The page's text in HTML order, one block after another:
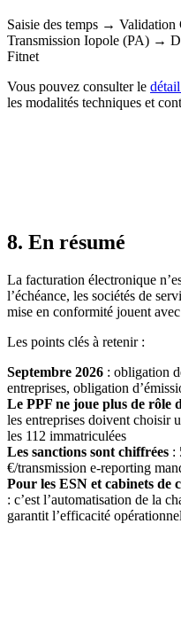
Saisie des temps →
Transmission Iopole (PA) →
Fitnet
Vous pouvez consulter le
les modalités techniques et
8. En résumé
La facturation électronique
l’échéance, les sociétés de
mise en conformité jouent
Les points clés à retenir :
Septembre 2026 : obligation
entreprises, obligation
Le PPF ne joue plus de rôle
les entreprises doivent choisir
les 112 immatriculées
Les sanctions sont chiffrées :
€/transmission e-reporting
Pour les ESN et cabinets de
: c’est l’automatisation de la
garantit l’efficacité